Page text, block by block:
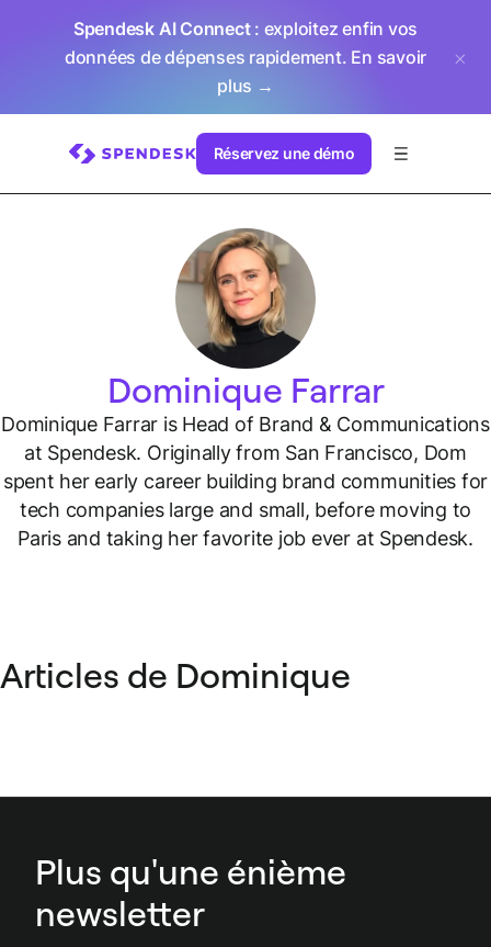
Spendesk AI Connect: exploitez enfin vos
données de dépenses rapidement. En savoir
plus →
Réservez une démo
Dominique Farrar
Dominique Farrar is Head of Brand & Communications
at Spendesk. Originally from San Francisco, Dom
spent her early career building brand communities for
tech companies large and small, before moving to
Paris and taking her favorite job ever at Spendesk.
Articles de Dominique
Plus qu'une énième
newsletter